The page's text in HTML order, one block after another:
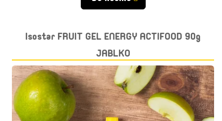
Isostar FRUIT GEL ENERGY ACTIFOOD 90g
JABLKO